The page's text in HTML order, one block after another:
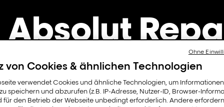
Absolut
Molecular
von Cookies & ähnlichen Technologien
verwendet Cookies und ähnliche Technologien, um
speichern und abzurufen (z.B. IP-Adresse, Nutzer-ID, Browser-
für den Betrieb der Webseite unbedingt erforderlich. Andere
Ohne